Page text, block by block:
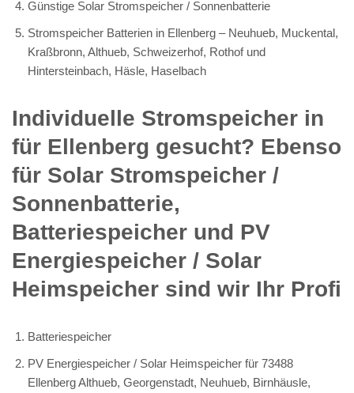
Günstige Solar Stromspeicher / Sonnenbatterie
Stromspeicher Batterien in Ellenberg – Neuhueb, Muckental,
Kraßbronn, Althueb, Schweizerhof, Rothof und
Hintersteinbach, Häsle, Haselbach
Individuelle Stromspeicher in
für Ellenberg gesucht? Ebenso
für Solar Stromspeicher /
Sonnenbatterie,
Batteriespeicher und PV
Energiespeicher / Solar
Heimspeicher sind wir Ihr Profi
Batteriespeicher
PV Energiespeicher / Solar Heimspeicher für 73488
Ellenberg Althueb, Georgenstadt, Neuhueb, Birnhäusle,